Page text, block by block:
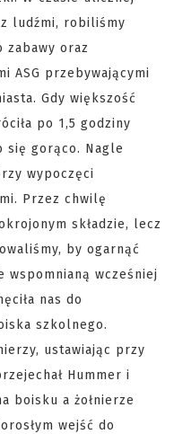
ludźmi, robiliśmy
zabawy oraz
ASG przebywającymi
Gdy większość
po 1,5 godziny
się gorąco. Nagle
wypoczęci
Przez chwilę
składzie, lecz
by ogarnąć
wspomnianą wcześniej
nas do
szkolnego.
ustawiając przy
Hummer i
boisku a żołnierze
wejść do